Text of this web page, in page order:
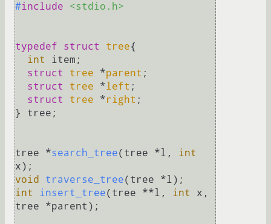
#include <stdio.h>
typedef struct tree{
int
item;
struct
tree *parent ;
struct
tree *left ;
struct
tree *right ;
} tree;
tree *search_tree(tree *l, int
x)
void
traverse_tree(tree *l)
int
insert_tree(tree **l, int
x,
tree *parent) ;